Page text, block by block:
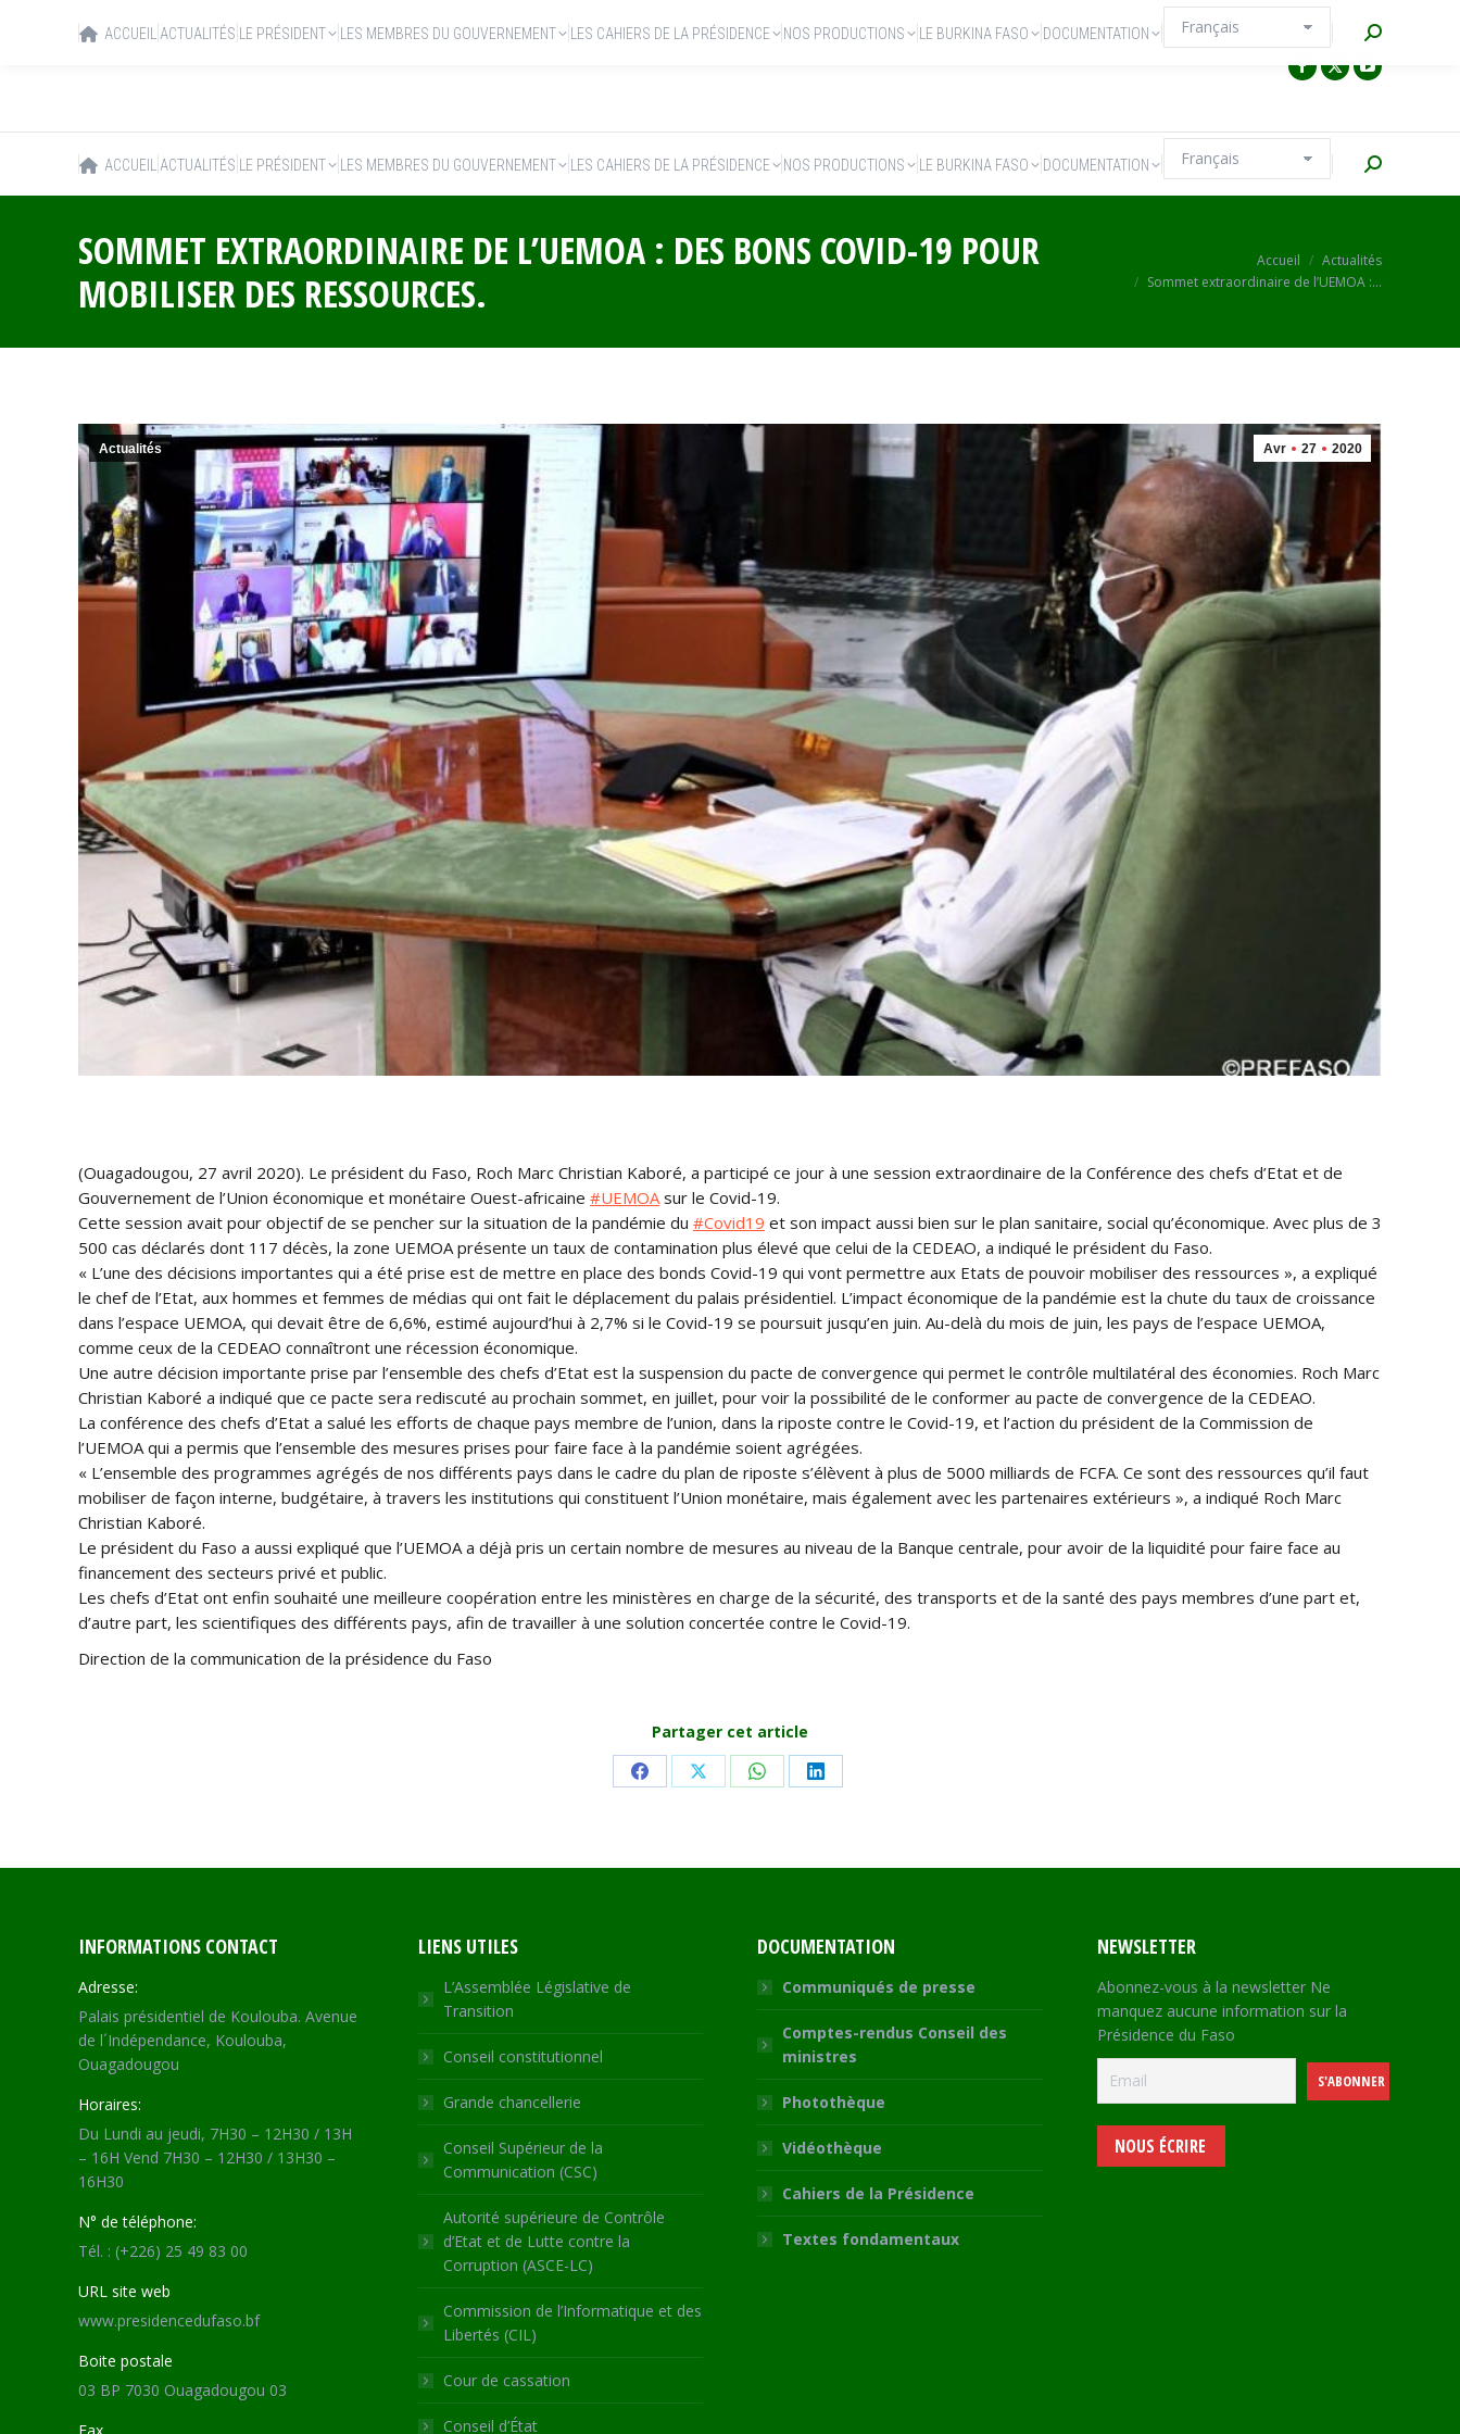
ACCUEIL ACTUALITÉS LE PRÉSIDENT LES MEMBRES DU GOUVERNEMENT LES CAHIERS DE LA PRÉSIDENCE NOS PRODUCTIONS LE BURKINA FASO DOCUMENTATION Recherche
SOMMET EXTRAORDINAIRE DE L’UEMOA : DES BONS COVID-19 POUR
MOBILISER DES RESSOURCES.
Accueil
Actualités
Sommet extraordinaire de l’UEMOA :…
Avr 27 2020
Actualités
(Ouagadougou, 27 avril 2020). Le président du Faso, Roch Marc Christian Kaboré, a participé ce jour à une session extraordinaire de la Conférence des chefs d’Etat et de
Gouvernement de l’Union économique et monétaire Ouest-africaine #UEMOAsur le Covid-19.
Cette session avait pour objectif de se pencher sur la situation de la pandémie du #Covid19 et son impact aussi bien sur le plan sanitaire, social qu’économique. Avec plus de 3
500 cas déclarés dont 117 décès, la zone UEMOA présente un taux de contamination plus élevé que celui de la CEDEAO, a indiqué le président du Faso.
« L’une des décisions importantes qui a été prise est de mettre en place des bonds Covid-19 qui vont permettre aux Etats de pouvoir mobiliser des ressources », a expliqué
le chef de l’Etat, aux hommes et femmes de médias qui ont fait le déplacement du palais présidentiel. L’impact économique de la pandémie est la chute du taux de croissance
dans l’espace UEMOA, qui devait être de 6,6%, estimé aujourd’hui à 2,7% si le Covid-19 se poursuit jusqu’en juin. Au-delà du mois de juin, les pays de l’espace UEMOA,
comme ceux de la CEDEAO connaîtront une récession économique.
Une autre décision importante prise par l’ensemble des chefs d’Etat est la suspension du pacte de convergence qui permet le contrôle multilatéral des économies. Roch Marc
Christian Kaboré a indiqué que ce pacte sera rediscuté au prochain sommet, en juillet, pour voir la possibilité de le conformer au pacte de convergence de la CEDEAO.
La conférence des chefs d’Etat a salué les efforts de chaque pays membre de l’union, dans la riposte contre le Covid-19, et l’action du président de la Commission de
l’UEMOA qui a permis que l’ensemble des mesures prises pour faire face à la pandémie soient agrégées.
« L’ensemble des programmes agrégés de nos différents pays dans le cadre du plan de riposte s’élèvent à plus de 5000 milliards de FCFA. Ce sont des ressources qu’il faut
mobiliser de façon interne, budgétaire, à travers les institutions qui constituent l’Union monétaire, mais également avec les partenaires extérieurs », a indiqué Roch Marc
Christian Kaboré.
Le président du Faso a aussi expliqué que l’UEMOA a déjà pris un certain nombre de mesures au niveau de la Banque centrale, pour avoir de la liquidité pour faire face au
financement des secteurs privé et public.
Les chefs d’Etat ont enfin souhaité une meilleure coopération entre les ministères en charge de la sécurité, des transports et de la santé des pays membres d’une part et,
d’autre part, les scientifiques des différents pays, afin de travailler à une solution concertée contre le Covid-19.
Direction de la communication de la présidence du Faso
Partager cet article
Share Share Share Share
INFORMATIONS CONTACT
Adresse:
Palais présidentiel de Koulouba. Avenue
de l´Indépendance, Koulouba,
Ouagadougou
Horaires:
Du Lundi au jeudi, 7H30 – 12H30 / 13H
– 16H Vend 7H30 – 12H30 / 13H30 –
16H30
N° de téléphone:
Tél. : (+226) 25 49 83 00
URL site web
www.presidencedufaso.bf
Boite postale
03 BP 7030 Ouagadougou 03
LIENS UTILES
L’Assemblée Législative de
Transition
Conseil constitutionnel
Grande chancellerie
Conseil Supérieur de la
Communication (CSC)
Autorité supérieure de Contrôle
d’Etat et de Lutte contre la
Corruption (ASCE-LC)
Commission de l’Informatique et des
Libertés (CIL)
Cour de cassation
Conseil d’État
DOCUMENTATION
Communiqués de presse
Comptes-rendus Conseil des
ministres
Photothèque
Vidéothèque
Cahiers de la Présidence
Textes fondamentaux
NEWSLETTER
Abonnez-vous à la newsletter Ne
manquez aucune information sur la
Présidence du Faso
NOUS ÉCRIRE
ACCUEIL ACTUALITÉS LE PRÉSIDENT LES MEMBRES DU GOUVERNEMENT LES CAHIERS DE LA PRÉSIDENCE NOS PRODUCTIONS LE BURKINA FASO DOCUMENTATION Recherche